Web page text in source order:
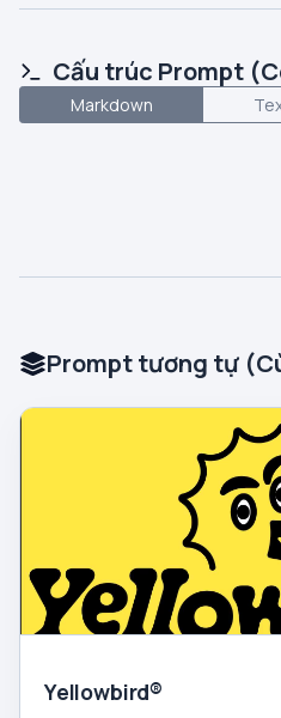
Cấu trúc Prompt
Markdown
Prompt tương tự
Yellowbird®